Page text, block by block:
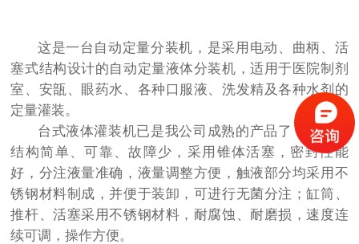
这是一台自动定量分装机，是采用电动、曲柄、活
塞式结构设计的自动定量液体分装机，适用于医院制剂
室、安瓿、眼药水、各种口服液、洗发精及各种水剂的
定量灌装。
台式液体灌装机已是我公司成熟的产品了，该机器
结构简单、可靠、故障少，采用锥体活塞，密封性能
好，分注液量准确，液量调整方便， 触液部分均采用不
锈钢材料制成， 并便于装卸，可进行无菌分注； 缸筒、
推杆、活塞采用不锈钢材料，耐腐蚀、耐磨损，速度连
续可调，操作方便。